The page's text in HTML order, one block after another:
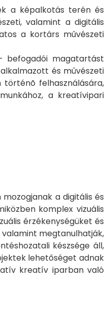
a képalkotás terén és
valamint a digitális
a kortárs művészeti
befogadói magatartást
és mûvészeti
történõ felhasználására,
a kreatívipari
a digitális és
komplex vizuális
érzékenységüket és
valamint megtanulhatják,
készsége áll,
lehetőséget adnak
kreatív iparban való